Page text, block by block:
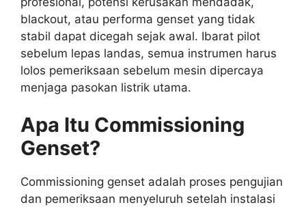
blackout, atau performa genset yang tidak
stabil dapat dicegah sejak awal. Ibarat pilot
sebelum lepas landas, semua instrumen harus
lolos pemeriksaan sebelum mesin dipercaya
menjaga pasokan listrik utama.
Apa Itu Commissioning
Genset?
Commissioning genset adalah proses pengujian
dan pemeriksaan menyeluruh setelah instalasi